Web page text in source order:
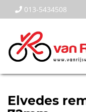
013-5434508
Elvedes